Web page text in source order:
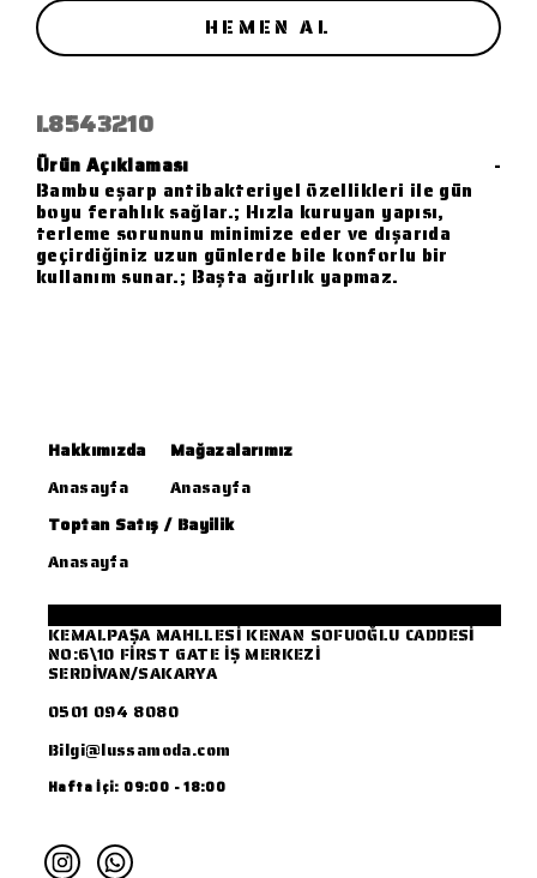
HEMEN AL
L8543210
Ürün Açıklaması
-
Bambu eşarp antibakteriyel özellikleri ile gün
boyu ferahlık sağlar.; Hızla kuruyan yapısı,
terleme sorununu minimize eder ve dışarıda
geçirdiğiniz uzun günlerde bile konforlu bir
kullanım sunar.; Başta ağırlık yapmaz.
Hakkımızda
Anasayfa
Mağazalarımız
Anasayfa
Toptan Satış / Bayilik
Anasayfa
KEMALPAŞA MAHLLESİ KENAN SOFUOĞLU CADDESİ
NO:6\10 FİRST GATE İŞ MERKEZİ
SERDİVAN/SAKARYA
0501 094 8080
Bilgi@lussamoda.com
Hafta İçi: 09:00 - 18:00